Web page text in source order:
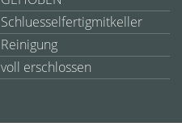
Schluesselfertigmitkeller
Reinigung
voll erschlossen